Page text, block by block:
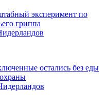
эксперимент по
гриппа
остались без еды